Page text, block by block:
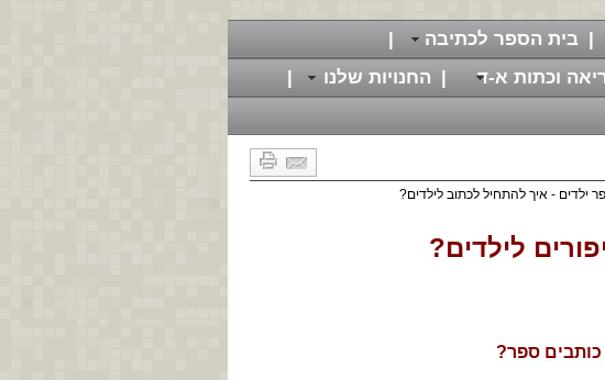
| בית הספר לכתיבה
|
וכתות א-ד | החנויות שלנו
|
ילדים - איך להתחיל לכתוב לילדים?
לילדים?
כותבים ספר?